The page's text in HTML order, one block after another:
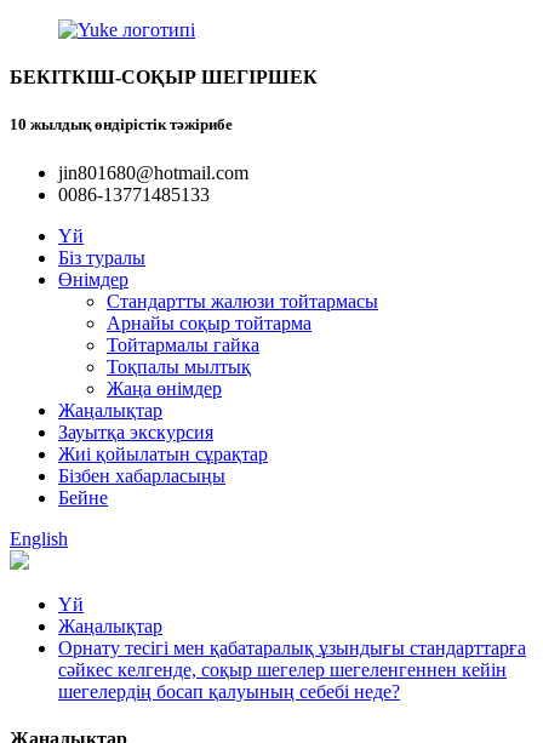
БЕКІТКІШ-СОҚЫР ШЕГІРШЕК
10 жылдық өндірістік тәжірибе
jin801680@hotmail.com
0086-13771485133
Үй
Біз туралы
Өнімдер
Стандартты жалюзи тойтармасы
Арнайы соқыр тойтарма
Тойтармалы гайка
Тоқпалы мылтық
Жаңа өнімдер
Жаңалықтар
Зауытқа экскурсия
Жиі қойылатын сұрақтар
Бізбен хабарласыңы
Бейне
English
Үй
Жаңалықтар
Орнату тесігі мен қабатаралық ұзындығы стандарттарға
сәйкес келгенде, соқыр шегелер шегеленгеннен кейін
шегелердің босап қалуының себебі неде?
Жаңалықтар